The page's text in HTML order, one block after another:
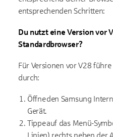
entsprechenden Schritten:
Du nutzt eine Version vor
Standardbrowser?
Für Versionen vor V28 führe
durch:
Öffne den Samsung
Gerät.
Tippe auf das Menü-